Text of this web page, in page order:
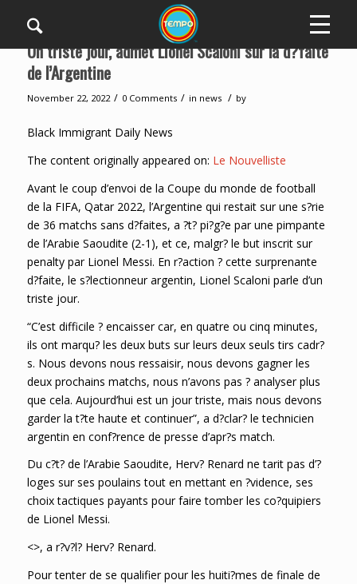
Un triste jour, admet Lionel Scaloni sur la d?faite
de l’Argentine
November 22, 2022 / 0 Comments / in news / by
Black Immigrant Daily News
The content originally appeared on: Le Nouvelliste
Avant le coup d’envoi de la Coupe du monde de football
de la FIFA, Qatar 2022, l’Argentine qui restait sur une s?rie
de 36 matchs sans d?faites, a ?t? pi?g?e par une pimpante
de l’Arabie Saoudite (2-1), et ce, malgr? le but inscrit sur
penalty par Lionel Messi. En r?action ? cette surprenante
d?faite, le s?lectionneur argentin, Lionel Scaloni parle d’un
triste jour.
“C’est difficile ? encaisser car, en quatre ou cinq minutes,
ils ont marqu? les deux buts sur leurs deux seuls tirs cadr?
s. Nous devons nous ressaisir, nous devons gagner les
deux prochains matchs, nous n’avons pas ? analyser plus
que cela. Aujourd’hui est un jour triste, mais nous devons
garder la t?te haute et continuer”, a d?clar? le technicien
argentin en conf?rence de presse d’apr?s match.
Du c?t? de l’Arabie Saoudite, Herv? Renard ne tarit pas d’?
loges sur ses poulains tout en mettant en ?vidence, ses
choix tactiques payants pour faire tomber les co?quipiers
de Lionel Messi.
<>, a r?v?l? Herv? Renard.
Pour tenter de se qualifier pour les huiti?mes de finale de